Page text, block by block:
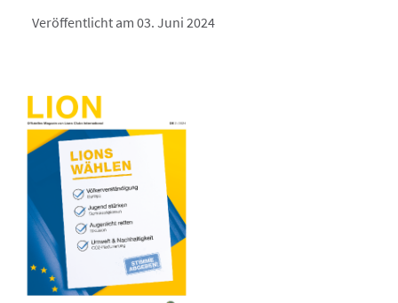
Veröffentlicht am 03. Juni 2024